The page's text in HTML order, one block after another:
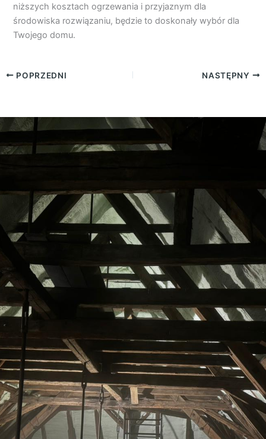
niższych kosztach ogrzewania i przyjaznym dla
środowiska rozwiązaniu, będzie to doskonały wybór dla
Twojego domu.
POPRZEDNI NASTĘPNY